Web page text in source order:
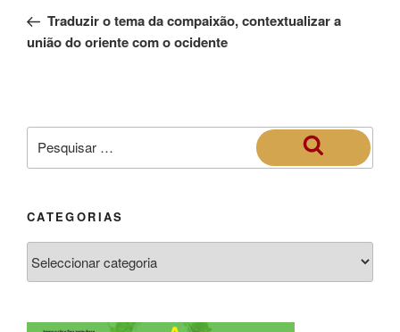
Traduzir o tema da compaixão, contextualizar a
união do oriente com o ocidente
CATEGORIAS